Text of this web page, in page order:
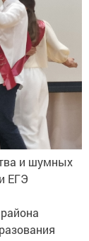
и шумных
ЕГЭ